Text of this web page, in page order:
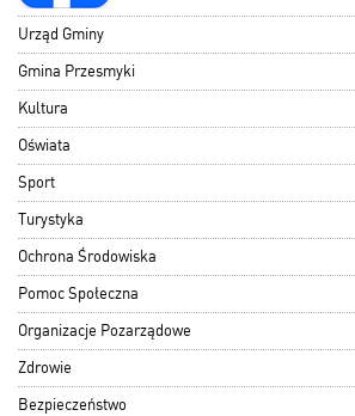
Urząd Gminy
Gmina Przesmyki
Kultura
Oświata
Sport
Turystyka
Ochrona Środowiska
Pomoc Społeczna
Organizacje Pozarządowe
Zdrowie
Bezpieczeństwo